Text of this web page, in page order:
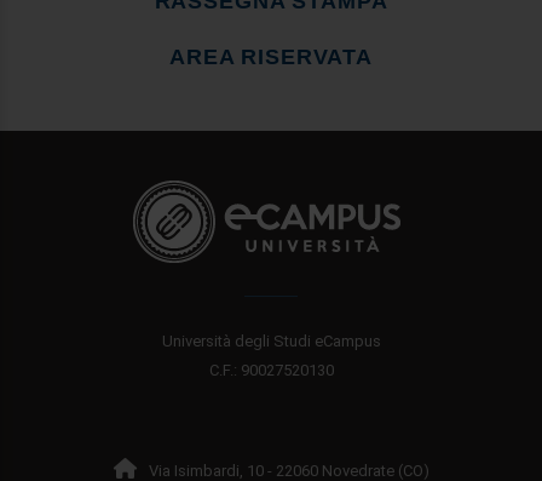
AREA RISERVATA
Università degli Studi eCampus
C.F.: 90027520130
Via Isimbardi, 10 - 22060 Novedrate (CO)